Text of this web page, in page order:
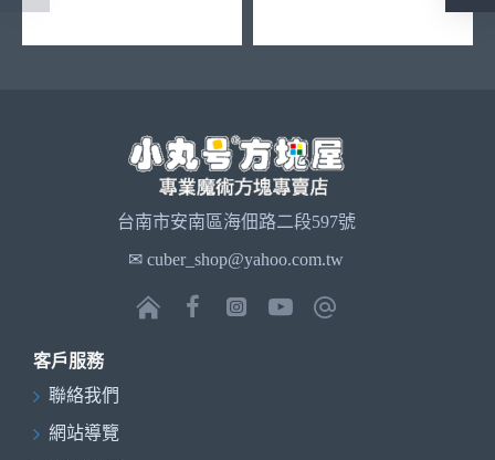
台南市安南區海佃路二段597號
✉ cuber_shop@yahoo.com.tw
客戶服務
聯絡我們
網站導覽